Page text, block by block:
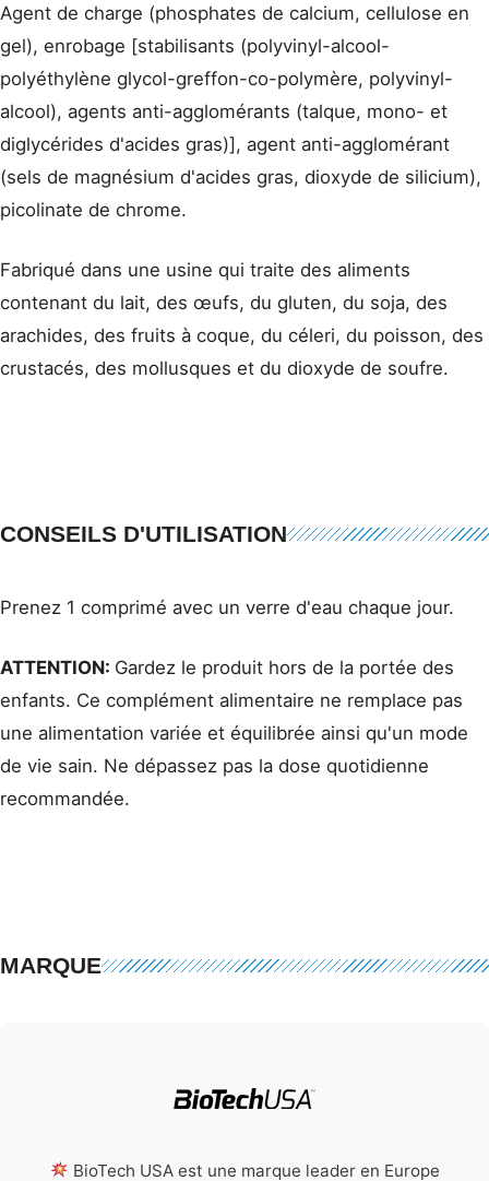
Agent de charge (phosphates de calcium, cellulose en
gel), enrobage [stabilisants (polyvinyl-alcool-
polyéthylène glycol-greffon-co-polymère, polyvinyl-
alcool), agents anti-agglomérants (talque, mono- et
diglycérides d'acides gras)], agent anti-agglomérant
(sels de magnésium d'acides gras, dioxyde de silicium),
picolinate de chrome.
Fabriqué dans une usine qui traite des aliments
contenant du lait, des œufs, du gluten, du soja, des
arachides, des fruits à coque, du céleri, du poisson, des
crustacés, des mollusques et du dioxyde de soufre.
CONSEILS D'UTILISATION
Prenez 1 comprimé avec un verre d'eau chaque jour.
ATTENTION: Gardez le produit hors de la portée des
enfants. Ce complément alimentaire ne remplace pas
une alimentation variée et équilibrée ainsi qu'un mode
de vie sain. Ne dépassez pas la dose quotidienne
recommandée.
MARQUE
BioTech USA est une marque leader en Europe